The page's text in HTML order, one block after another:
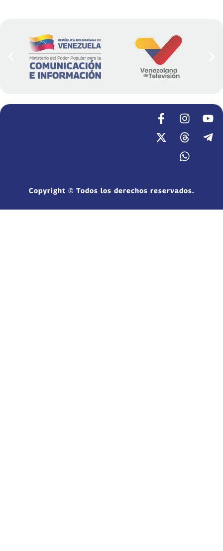
Copyright © Todos los derechos reservados.